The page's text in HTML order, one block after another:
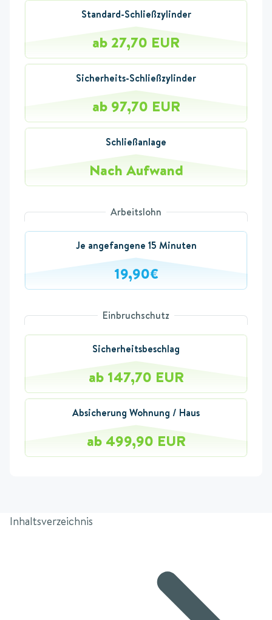
Standard-Schließzylinder
ab 27,70 EUR
Sicherheits-Schließzylinder
ab 97,70 EUR
Schließanlage
Nach Aufwand
Arbeitslohn
Je angefangene 15 Minuten
19,90€
Einbruchschutz
Sicherheitsbeschlag
ab 147,70 EUR
Absicherung Wohnung / Haus
ab 499,90 EUR
Inhaltsverzeichnis